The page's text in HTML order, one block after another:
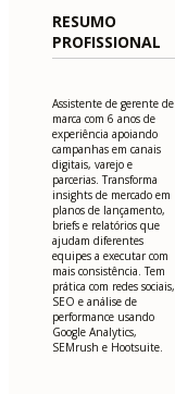
RESUMO
PROFISSIONAL
Assistente de gerente de
marca com 6 anos de
experiência apoiando
campanhas em canais
digitais, varejo e
parcerias. Transforma
insights de mercado em
planos de lançamento,
briefs e relatórios que
ajudam diferentes
equipes a executar com
mais consistência. Tem
prática com redes sociais,
SEO e análise de
performance usando
Google Analytics,
SEMrush e Hootsuite.